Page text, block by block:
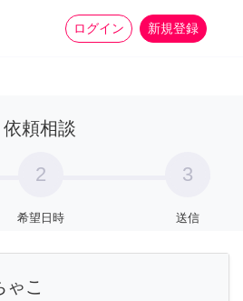
ログイン 新規登録
家事 more_horiz
依頼相談
2
希望日時
3
送信
ゃこ